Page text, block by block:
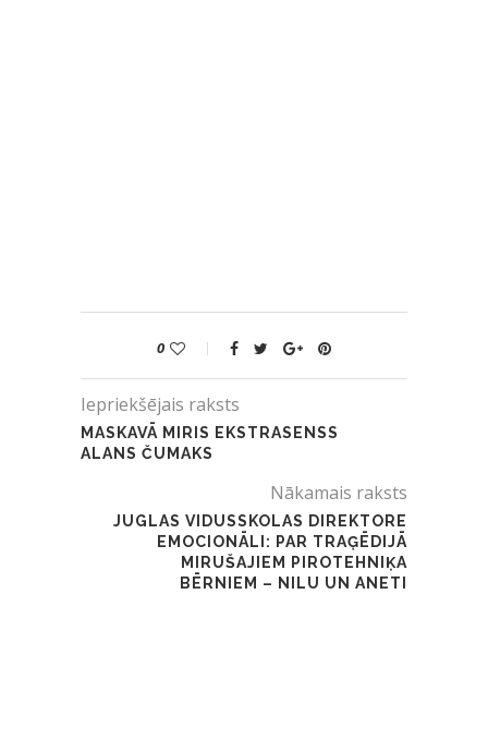
0
Iepriekšējais raksts
MASKAVĀ MIRIS EKSTRASENSS
ALANS ČUMAKS
Nākamais raksts
JUGLAS VIDUSSKOLAS DIREKTORE
EMOCIONĀLI: PAR TRAĢĒDIJĀ
MIRUŠAJIEM PIROTEHNIĶA
BĒRNIEM – NILU UN ANETI